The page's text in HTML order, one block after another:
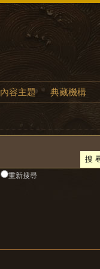
內容主題 典藏機構
重新搜尋